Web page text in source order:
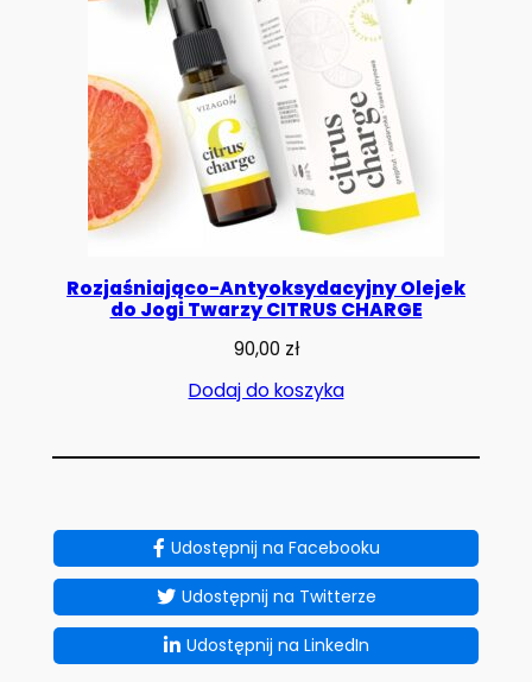
Rozjaśniająco-Antyoksydacyjny Olejek
do Jogi Twarzy CITRUS CHARGE
90,00 zł
Dodaj do koszyka
Udostępnij na Facebooku
Udostępnij na Twitterze
Udostępnij na LinkedIn